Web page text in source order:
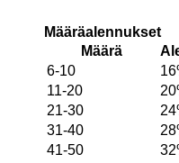
Määräalennukset
Määrä
6-10
11-20
21-30
31-40
41-50